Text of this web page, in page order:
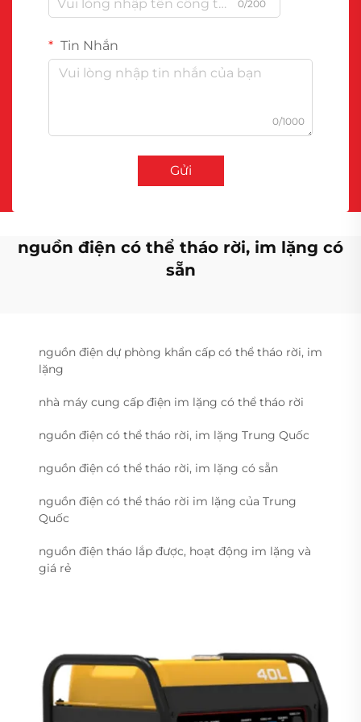
0/200
Tin Nhắn
0/1000
Gửi
nguồn điện có thể tháo rời, im lặng có
sẵn
nguồn điện dự phòng khẩn cấp có thể tháo rời, im
lặng
nhà máy cung cấp điện im lặng có thể tháo rời
nguồn điện có thể tháo rời, im lặng Trung Quốc
nguồn điện có thể tháo rời, im lặng có sẵn
nguồn điện có thể tháo rời im lặng của Trung
Quốc
nguồn điện tháo lắp được, hoạt động im lặng và
giá rẻ